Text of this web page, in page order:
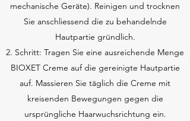
mechanische Geräte). Reinigen und trocknen
Sie anschliessend die zu behandelnde
Hautpartie gründlich.
2. Schritt: Tragen Sie eine ausreichende Menge
BIOXET Creme auf die gereinigte Hautpartie
auf. Massieren Sie täglich die Creme mit
kreisenden Bewegungen gegen die
ursprüngliche Haarwuchsrichtung ein.